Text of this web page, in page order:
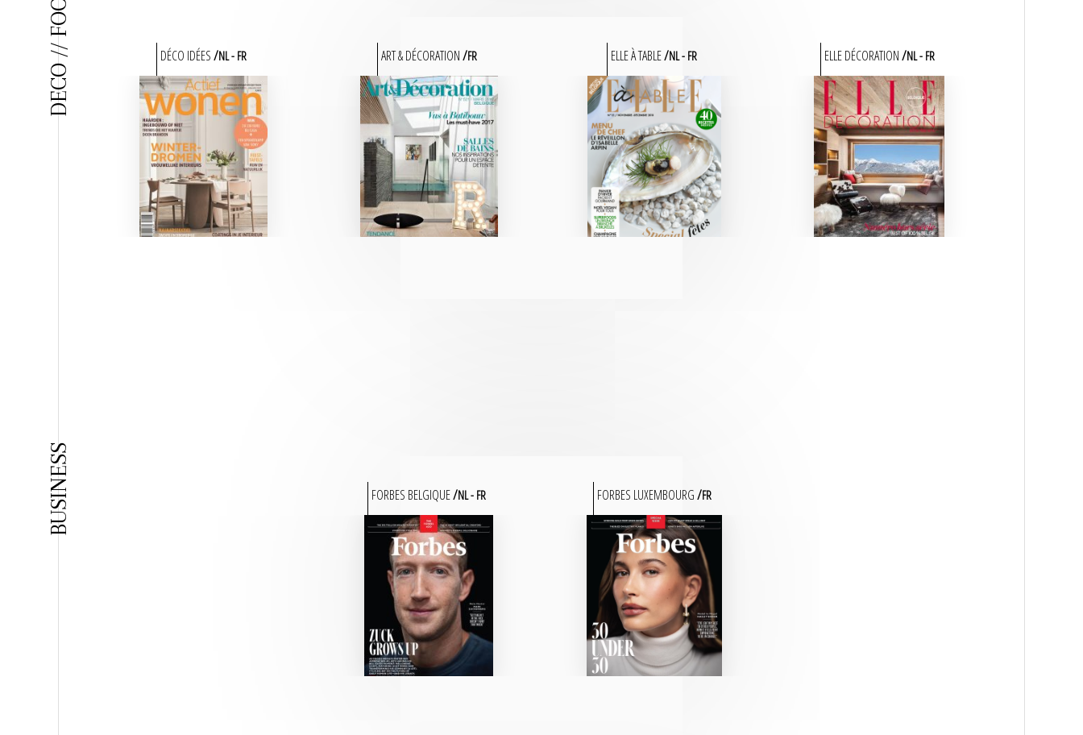
DECO // FOOD DÉCO IDÉES NL FR ART & DÉCORATION FR ELLE À TABLE NL FR ELLE DÉCORATION NL FR
BUSINESS FORBES BELGIQUE NL FR FORBES LUXEMBOURG FR